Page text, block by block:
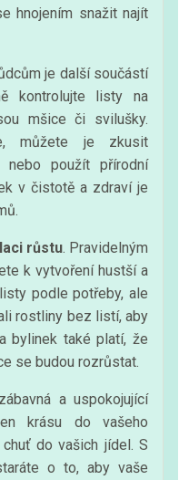
hnojením snažit najít
je další součástí
kontrolujte listy na
mšice či svilušky.
můžete je zkusit
nebo použít přírodní
v čistotě a zdraví je
růstu. Pravidelným
k vytvoření hustší a
podle potřeby, ale
rostliny bez listí, aby
bylinek také platí, že
se budou rozrůstat.
a uspokojující
krásu do vašeho
do vašich jídel. S
o to, aby vaše